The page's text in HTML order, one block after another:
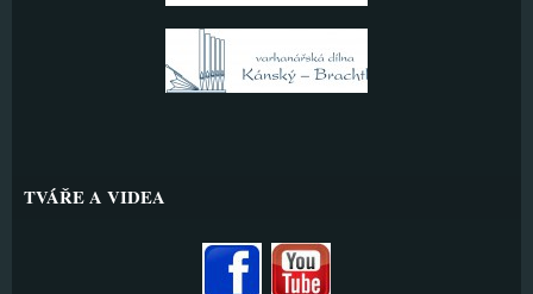
TVÁŘE A VIDEA